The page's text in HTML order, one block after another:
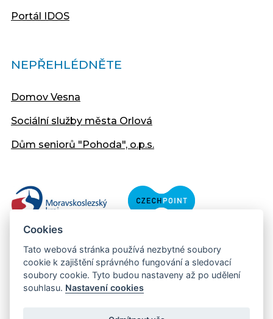
Portál IDOS
NEPŘEHLÉDNĚTE
Domov Vesna
Sociální služby města Orlová
Dům seniorů "Pohoda", o.p.s.
Copyright © 2013 - 2026 Městský úřad Orlová
Cookies
Tato webová stránka používá nezbytné soubory
cookie k zajištění správného fungování a sledovací
soubory cookie. Tyto budou nastaveny až po udělení
souhlasu. Nastavení cookies